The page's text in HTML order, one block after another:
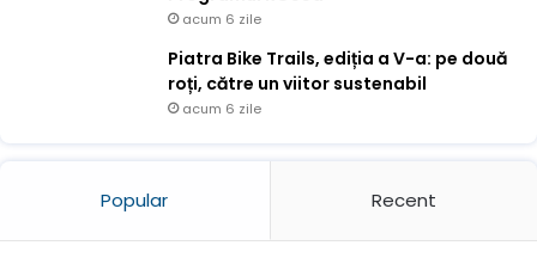
acum 6 zile
Piatra Bike Trails, ediția a V-a: pe două
roți, către un viitor sustenabil
acum 6 zile
Popular Recent